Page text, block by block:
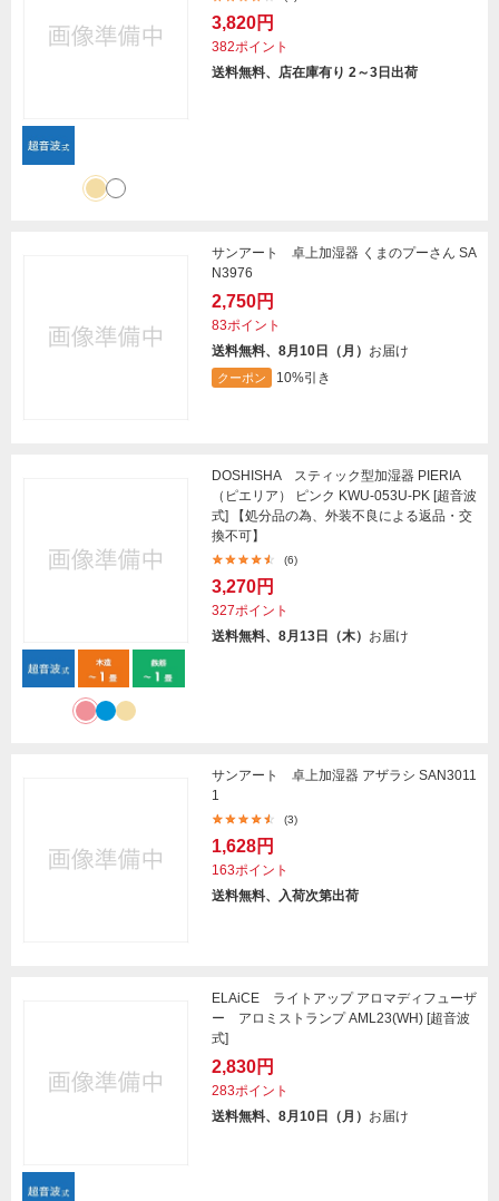
3,820円
382ポイント
送料無料、店在庫有り 2～3日出荷
サンアート 卓上加湿器 くまのプーさん SA
N3976
2,750円
83ポイント
送料無料、8月10日（月） お届け
クーポン 10%引き
DOSHISHA スティック型加湿器 PIERIA
（ピエリア） ピンク KWU-053U-PK [超音波
式] 【処分品の為、外装不良による返品・交
換不可】
(6)
3,270円
327ポイント
送料無料、8月13日（木） お届け
サンアート 卓上加湿器 アザラシ SAN3011
1
(3)
1,628円
163ポイント
送料無料、入荷次第出荷
ELAiCE ライトアップ アロマディフューザ
ー アロミストランプ AML23(WH) [超音波
式]
2,830円
283ポイント
送料無料、8月10日（月） お届け